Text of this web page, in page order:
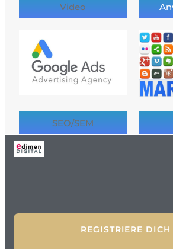
Video
SEO/SEM
REGISTRIERE